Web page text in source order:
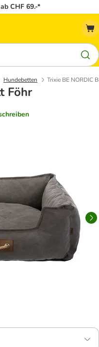
CHF 69.-*
Hundebetten Trixie BE NORDIC
Föhr